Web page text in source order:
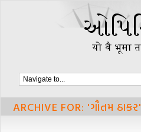
ARCHIVE FOR: 'ગૌતમ ઠાકર'